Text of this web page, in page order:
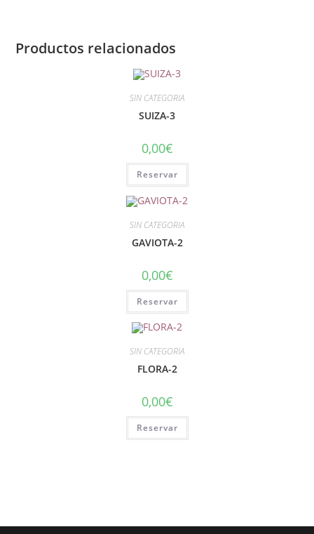
Productos relacionados
SIN CATEGORIA
SUIZA-3
0,00€
Reservar
SIN CATEGORIA
GAVIOTA-2
0,00€
Reservar
SIN CATEGORIA
FLORA-2
0,00€
Reservar